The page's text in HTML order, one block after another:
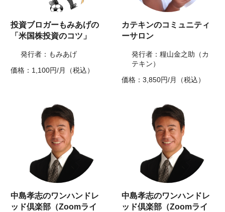
投資ブロガーもみあげの
「米国株投資のコツ」
発行者：もみあげ
価格：1,100円/月（税込）
カテキンのコミュニティ
ーサロン
発行者：糧山金之助（カ
テキン）
価格：3,850円/月（税込）
中島孝志のワンハンドレ
ッド倶楽部（Zoomライ
中島孝志のワンハンドレ
ッド倶楽部（Zoomライ